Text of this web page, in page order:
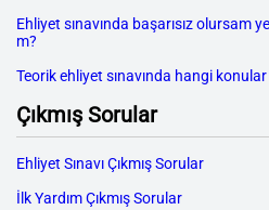
Ehliyet sınavında başarısız olursam
m?
Teorik ehliyet sınavında hangi konular
Çıkmış Sorular
Ehliyet Sınavı Çıkmış Sorular
İlk Yardım Çıkmış Sorular